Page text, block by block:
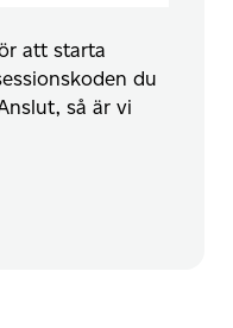
att starta
du
så är vi